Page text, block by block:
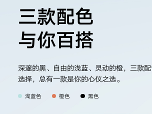
三款配色
与你百搭
深邃的黑、自由的浅蓝、灵动的橙，三款
选择，总有一款是你的心仪之选。
浅蓝色 橙色 黑色